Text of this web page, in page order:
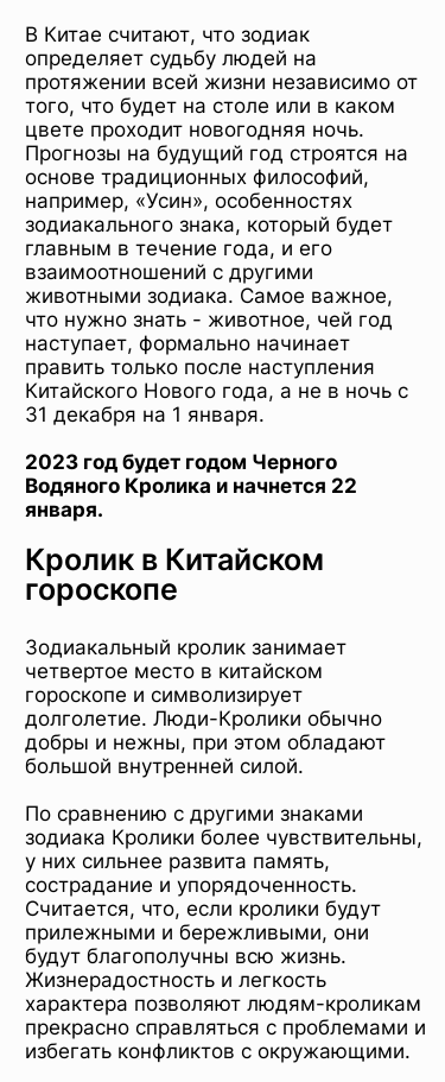
В Китае считают, что зодиак
определяет судьбу людей на
протяжении всей жизни независимо от
того, что будет на столе или в каком
цвете проходит новогодняя ночь.
Прогнозы на будущий год строятся на
основе традиционных философий,
например, «Усин», особенностях
зодиакального знака, который будет
главным в течение года, и его
взаимоотношений с другими
животными зодиака. Самое важное,
что нужно знать - животное, чей год
наступает, формально начинает
править только после наступления
Китайского Нового года, а не в ночь с
31 декабря на 1 января.
2023 год будет годом Черного
Водяного Кролика и начнется 22
января.
Кролик в Китайском
гороскопе
Зодиакальный кролик занимает
четвертое место в китайском
гороскопе и символизирует
долголетие. Люди-Кролики обычно
добры и нежны, при этом обладают
большой внутренней силой.
По сравнению с другими знаками
зодиака Кролики более чувствительны,
у них сильнее развита память,
сострадание и упорядоченность.
Считается, что, если кролики будут
прилежными и бережливыми, они
будут благополучны всю жизнь.
Жизнерадостность и легкость
характера позволяют людям-кроликам
прекрасно справляться с проблемами и
избегать конфликтов с окружающими.